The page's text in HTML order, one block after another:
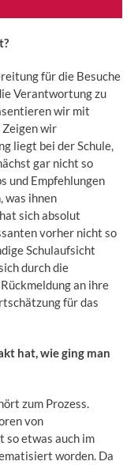
für die Besuche
Verantwortung zu
wir mit
wir
liegt bei der Schule,
gar nicht so
und Empfehlungen
was ihnen
sich absolut
vorher nicht so
Schulaufsicht
durch die
an ihre
für das
hat, wie ging man
zum Prozess.
von
so etwas auch im
worden. Da